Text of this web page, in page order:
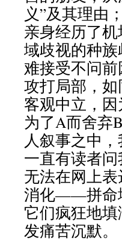
义”及其理由
亲身经历了
域歧视的种
难接受不问
攻打局部，
客观中立，
为了A而舍
人叙事之中
一直有读者
无法在网上
消化——拼命
它们疯狂地
发痛苦沉默。